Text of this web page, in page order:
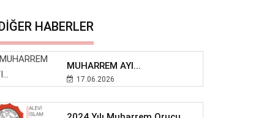
HABERLER
MUHARREM AYI...
17.06.2026